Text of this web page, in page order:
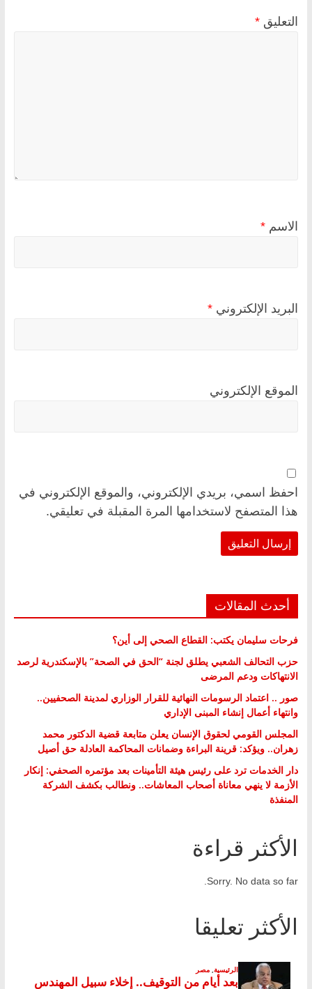
التعليق *
الاسم *
البريد الإلكتروني *
الموقع الإلكتروني
احفظ اسمي، بريدي الإلكتروني، والموقع الإلكتروني في
هذا المتصفح لاستخدامها المرة المقبلة في تعليقي.
أحدث المقالات
فرحات سليمان يكتب: القطاع الصحي إلى أين؟
حزب التحالف الشعبي يطلق لجنة “الحق في الصحة” بالإسكندرية لرصد
الانتهاكات ودعم المرضى
صور .. اعتماد الرسومات النهائية للقرار الوزاري لمدينة الصحفيين..
وانتهاء أعمال إنشاء المبنى الإداري
المجلس القومي لحقوق الإنسان يعلن متابعة قضية الدكتور محمد
زهران.. ويؤكد: قرينة البراءة وضمانات المحاكمة العادلة حق أصيل
دار الخدمات ترد على رئيس هيئة التأمينات بعد مؤتمره الصحفي: إنكار
الأزمة لا ينهي معاناة أصحاب المعاشات.. ونطالب بكشف الشركة
المنفذة
الأكثر قراءة
Sorry. No data so far.
الأكثر تعليقا